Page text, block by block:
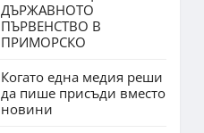
ДЪРЖАВНОТО
ПЪРВЕНСТВО В
ПРИМОРСКО
Когато една медия реши
да пише присъди вместо
новини